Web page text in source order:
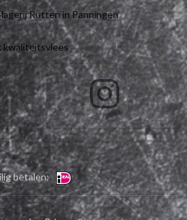
Rutten in Panningen
kwaliteitsvlees
betalen: